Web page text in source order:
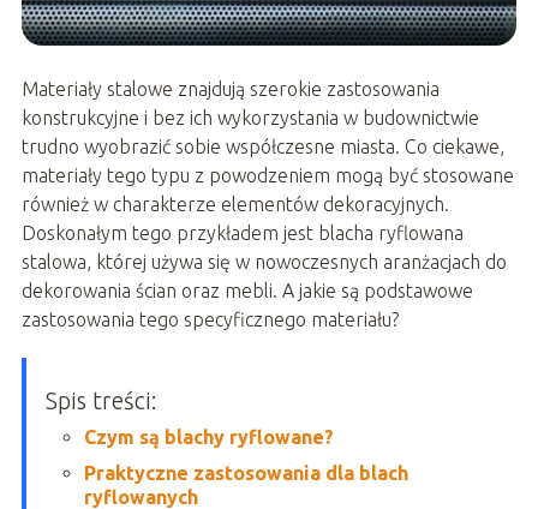
Materiały stalowe znajdują szerokie zastosowania
konstrukcyjne i bez ich wykorzystania w budownictwie
trudno wyobrazić sobie współczesne miasta. Co ciekawe,
materiały tego typu z powodzeniem mogą być stosowane
również w charakterze elementów dekoracyjnych.
Doskonałym tego przykładem jest blacha ryflowana
stalowa, której używa się w nowoczesnych aranżacjach do
dekorowania ścian oraz mebli. A jakie są podstawowe
zastosowania tego specyficznego materiału?
Spis treści:
Czym są blachy ryflowane?
Praktyczne zastosowania dla blach
ryflowanych